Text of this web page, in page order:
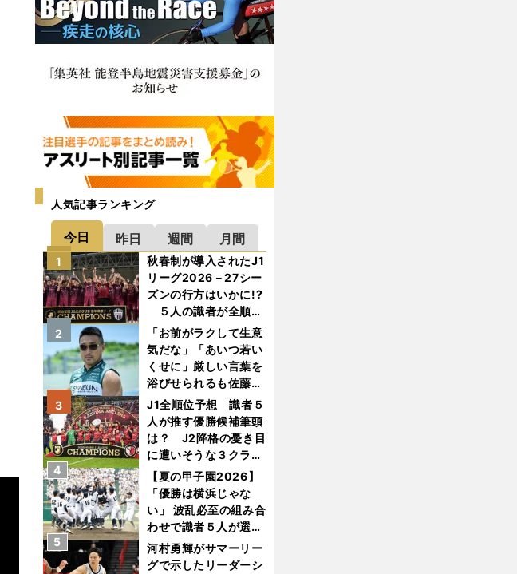
人気記事ランキング
今日 昨日 週間 月間
秋春制が導入されたJ1
リーグ2026－27シー
ズンの行方はいかに!?
５人の識者が全順位
を大胆予想
1
「お前がラクして生意
気だな」「あいつ若い
くせに」厳しい言葉を
浴びせられるも佐藤慎
太郎が貫いた誇りとフ
ァンへの思い
2
J1全順位予想 識者５
人が推す優勝候補筆頭
は？ J2降格の憂き目
に遭いそうな３クラブ
とは？
3
【夏の甲子園2026】
「優勝は横浜じゃな
い」 波乱必至の組み合
わせで識者５人が選ん
だ優勝校はここだ！
4
河村勇輝がサマーリー
グで示したリーダーシ
5